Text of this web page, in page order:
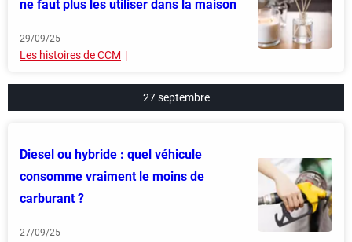
ne faut plus les utiliser dans la maison
29/09/25
Les histoires de CCM
27 septembre
Diesel ou hybride : quel véhicule
consomme vraiment le moins de
carburant ?
27/09/25